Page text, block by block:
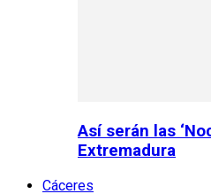
Así serán las
Extremadura
Cáceres